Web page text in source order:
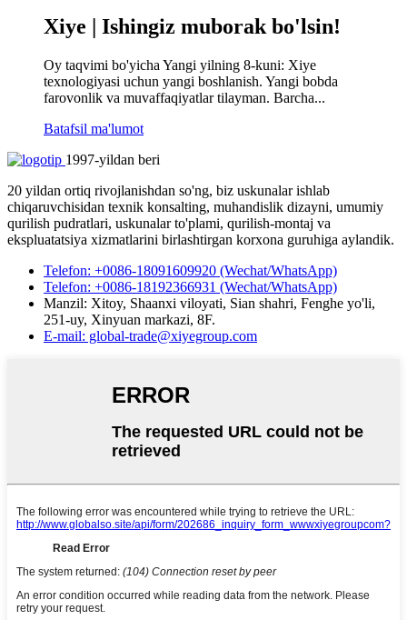
Xiye | Ishingiz muborak bo'lsin!
Oy taqvimi bo'yicha Yangi yilning 8-kuni: Xiye
texnologiyasi uchun yangi boshlanish. Yangi bobda
farovonlik va muvaffaqiyatlar tilayman. Barcha...
Batafsil ma'lumot
1997-yildan beri
20 yildan ortiq rivojlanishdan so'ng, biz uskunalar ishlab
chiqaruvchisidan texnik konsalting, muhandislik dizayni, umumiy
qurilish pudratlari, uskunalar to'plami, qurilish-montaj va
ekspluatatsiya xizmatlarini birlashtirgan korxona guruhiga aylandik.
Telefon: +0086-18091609920 (Wechat/WhatsApp)
Telefon: +0086-18192366931 (Wechat/WhatsApp)
Manzil: Xitoy, Shaanxi viloyati, Sian shahri, Fenghe yo'li,
251-uy, Xinyuan markazi, 8F.
E-mail: global-trade@xiyegroup.com